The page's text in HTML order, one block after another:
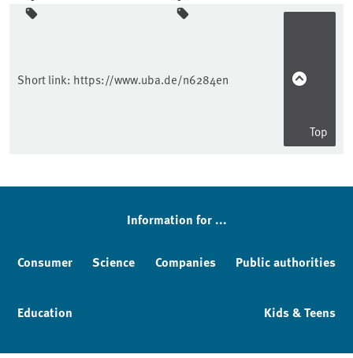
Sidebar
Short link: https://www.uba.de/n6284en
Top
Information for ...
Consumer Science Companies Public authorities
Education Kids & Teens